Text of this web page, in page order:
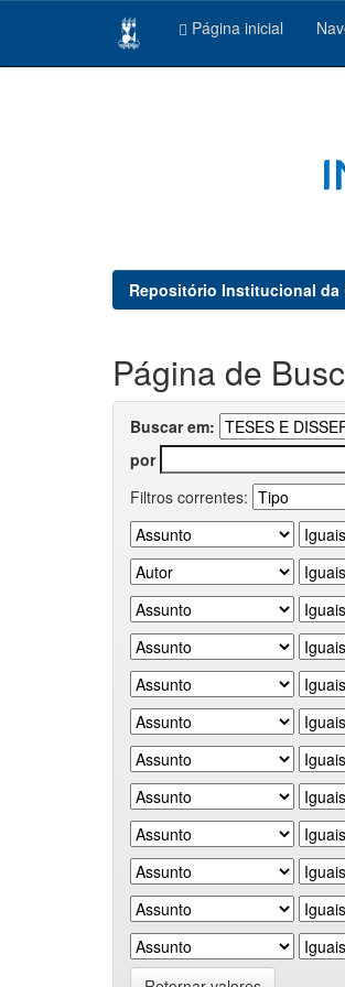
Página inicial
Repositório Institucional da
Página de
Buscar em:
por
Filtros correntes: